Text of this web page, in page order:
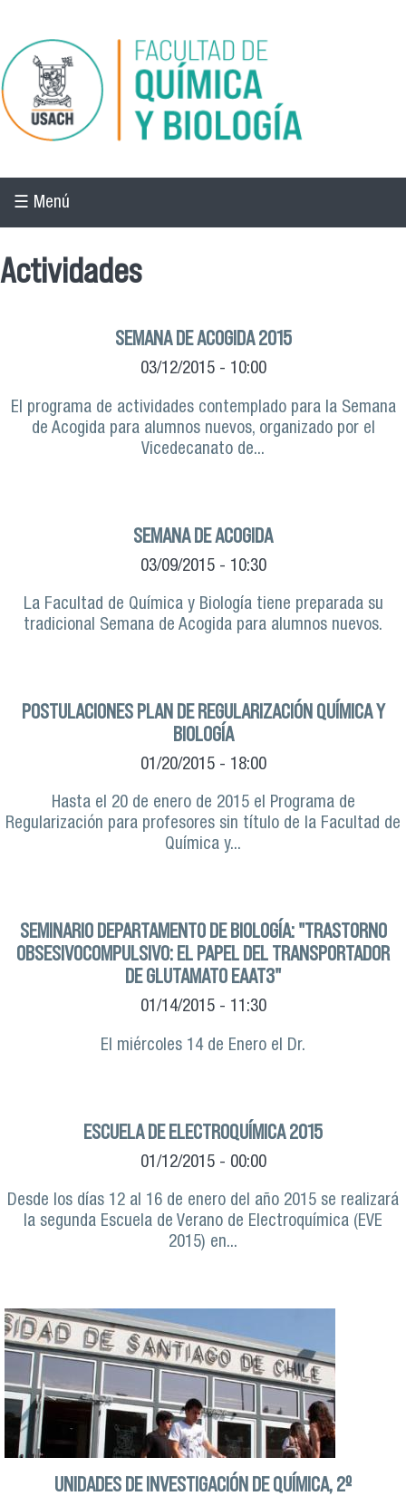
Pasar al contenido principal
☰ Menú
Actividades
SEMANA DE ACOGIDA 2015
03/12/2015 - 10:00
El programa de actividades contemplado para la Semana
de Acogida para alumnos nuevos, organizado por el
Vicedecanato de...
SEMANA DE ACOGIDA
03/09/2015 - 10:30
La Facultad de Química y Biología tiene preparada su
tradicional Semana de Acogida para alumnos nuevos.
POSTULACIONES PLAN DE REGULARIZACIÓN QUÍMICA Y
BIOLOGÍA
01/20/2015 - 18:00
Hasta el 20 de enero de 2015 el Programa de
Regularización para profesores sin título de la Facultad de
Química y...
SEMINARIO DEPARTAMENTO DE BIOLOGÍA: "TRASTORNO
OBSESIVOCOMPULSIVO: EL PAPEL DEL TRANSPORTADOR
DE GLUTAMATO EAAT3"
01/14/2015 - 11:30
El miércoles 14 de Enero el Dr.
ESCUELA DE ELECTROQUÍMICA 2015
01/12/2015 - 00:00
Desde los días 12 al 16 de enero del año 2015 se realizará
la segunda Escuela de Verano de Electroquímica (EVE
2015) en...
UNIDADES DE INVESTIGACIÓN DE QUÍMICA, 2º